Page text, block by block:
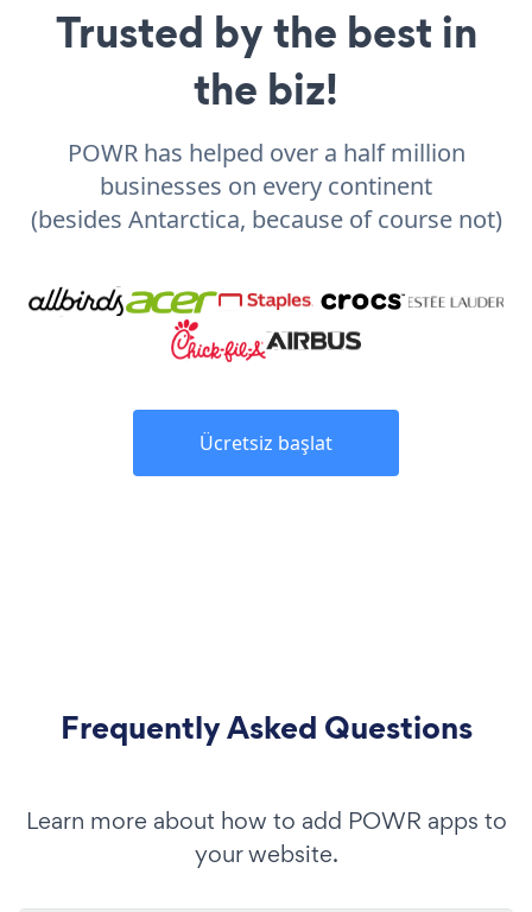
Trusted by the best in
the biz!
POWR has helped over a half million
businesses on every continent
(besides Antarctica, because of course not)
Ücretsiz başlat
Frequently Asked Questions
Learn more about how to add POWR apps to
your website.